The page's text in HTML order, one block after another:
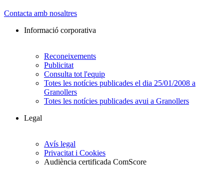
Contacta amb nosaltres
Informació corporativa
Reconeixements
Publicitat
Consulta tot l'equip
Totes les notícies publicades el dia 25/01/2008 a
Granollers
Totes les notícies publicades avui a Granollers
Legal
Avís legal
Privacitat i Cookies
Audiència certificada ComScore